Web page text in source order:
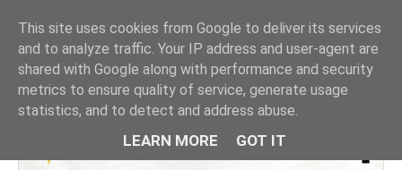
This site uses cookies from Google to deliver its services
and to analyze traffic. Your IP address and user-agent are
shared with Google along with performance and security
metrics to ensure quality of service, generate usage
statistics, and to detect and address abuse.
LEARN MORE GOT IT